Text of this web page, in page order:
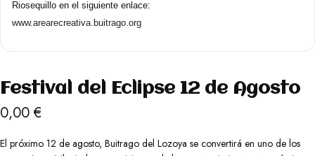
Riosequillo en el siguiente enlace:
www.arearecreativa.buitrago.org
Festival del Eclipse 12 de Agosto
0,00€
El próximo 12 de agosto, Buitrago del Lozoya se convertirá en uno de los